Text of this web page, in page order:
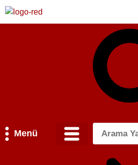
Menü